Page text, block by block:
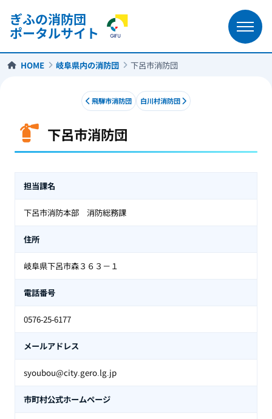
ぎふの消防団
ポータルサイト
HOME 岐阜県内の消防団 下呂市消防団
飛騨市消防団 白川村消防団
下呂市消防団
担当課名
下呂市消防本部 消防総務課
住所
岐阜県下呂市森３６３－１
電話番号
0576-25-6177
メールアドレス
syoubou@city.gero.lg.jp
市町村公式ホームページ